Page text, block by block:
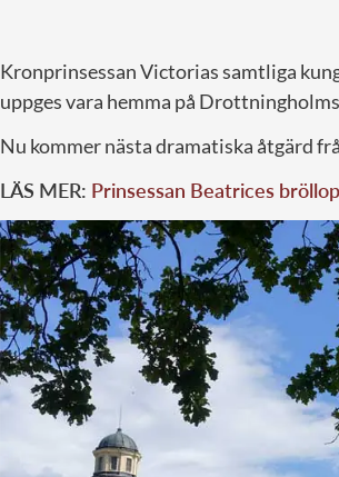
Kronprinsessan Victorias samtliga
uppges vara hemma på
Nu kommer nästa dramatiska åtgärd
LÄS MER: Prinsessan Beatrices